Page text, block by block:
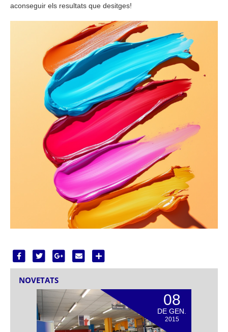
aconseguir els resultats que desitges!
NOVETATS
08
DE GEN.
2015